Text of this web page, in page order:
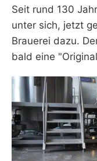
Seit rund 130
unter sich, jetzt
Brauerei dazu.
bald eine